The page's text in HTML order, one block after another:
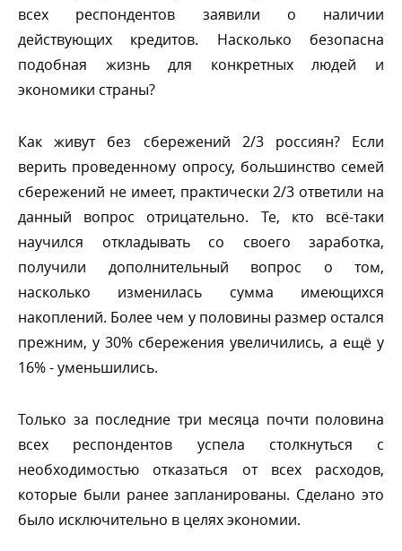
сех респондентов заявили о наличии
действующих кредитов. Насколько безопасна
подобная жизнь для конкретных людей и
экономики страны?
Как живут без сбережений 2/3 россиян? Если
ерить проведенному опросу, большинство семей
сбережений не имеет, практически 2/3 ответили на
данный вопрос отрицательно. Те, кто всё-таки
научился откладывать со своего заработка,
получили дополнительный вопрос о том,
насколько изменилась сумма имеющихся
накоплений. Более чем у половины размер остался
прежним, у 30% сбережения увеличились, а ещё у
16% - уменьшились.
Только за последние три месяца почти половина
сех респондентов успела столкнуться с
необходимостью отказаться от всех расходов,
которые были ранее запланированы. Сделано это
ыло исключительно в целях экономии.